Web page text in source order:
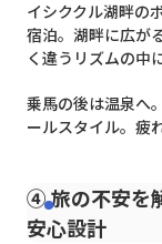
イシククル湖畔の
宿泊。湖畔に広が
く違うリズムの中
乗馬の後は温泉へ
ールスタイル。疲
④ 旅の不安を
安心設計